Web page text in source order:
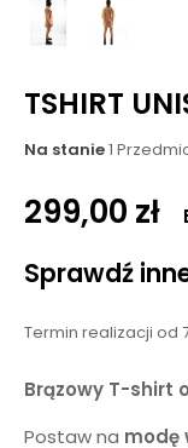
TSHIRT
Na stanie1
299,00 zł
Sprawdź
Termin realizacji od
Brązowy T-shirt
Postaw na modę